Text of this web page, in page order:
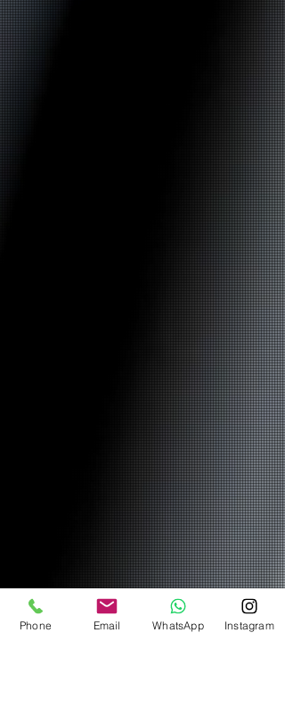
Phone Email WhatsApp Instagram